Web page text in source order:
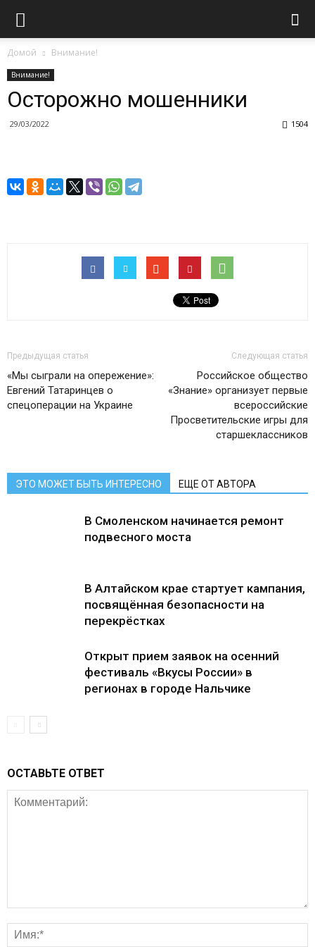
Домой Внимание!
Внимание!
Осторожно мошенники
29/03/2022 1504
Предыдущая статья
«Мы сыграли на опережение»:
Евгений Татаринцев о
спецоперации на Украине
Следующая статья
Российское общество
«Знание» организует первые
всероссийские
Просветительские игры для
старшеклассников
ЭТО МОЖЕТ БЫТЬ ИНТЕРЕСНО ЕЩЕ ОТ АВТОРА
В Смоленском начинается ремонт
подвесного моста
В Алтайском крае стартует кампания,
посвящённая безопасности на
перекрёстках
Открыт прием заявок на осенний
фестиваль «Вкусы России» в
регионах в городе Нальчике
ОСТАВЬТЕ ОТВЕТ